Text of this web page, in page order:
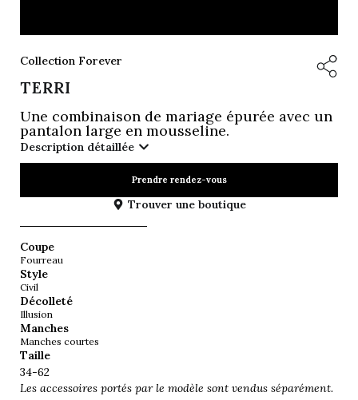
Collection Forever
TERRI
Une combinaison de mariage épurée avec un
pantalon large en mousseline.
Description détaillée
Prendre rendez-vous
Trouver une boutique
Coupe
Fourreau
Style
Civil
Décolleté
Illusion
Manches
Manches courtes
Taille
34-62
Les accessoires portés par le modèle sont vendus séparément.